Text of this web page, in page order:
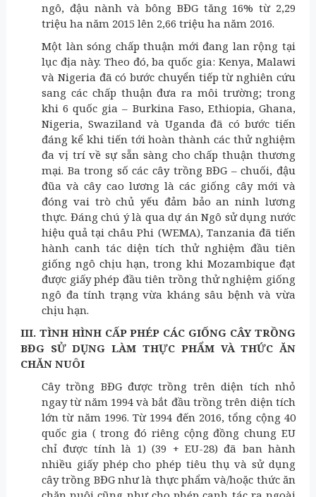
ngô, đậu nành và bông BĐG tăng 16% từ 2,29
triệu ha năm 2015 lên 2,66 triệu ha năm 2016.
Một làn sóng chấp thuận mới đang lan rộng tại
lục địa này. Theo đó, ba quốc gia: Kenya, Malawi
và Nigeria đã có bước chuyển tiếp từ nghiên cứu
sang các chấp thuận đưa ra môi trường; trong
khi 6 quốc gia – Burkina Faso, Ethiopia, Ghana,
Nigeria, Swaziland và Uganda đã có bước tiến
đáng kể khi tiến tới hoàn thành các thử nghiệm
đa vị trí về sự sẵn sàng cho chấp thuận thương
mại. Ba trong số các cây trồng BĐG – chuối, đậu
đũa và cây cao lương là các giống cây mới và
đóng vai trò chủ yếu đảm bảo an ninh lương
thực. Đáng chú ý là qua dự án Ngô sử dụng nước
hiệu quả tại châu Phi (WEMA), Tanzania đã tiến
hành canh tác diện tích thử nghiệm đầu tiên
giống ngô chịu hạn, trong khi Mozambique đạt
được giấy phép đầu tiên trồng thử nghiệm giống
ngô đa tính trạng vừa kháng sâu bệnh và vừa
chịu hạn.
III. TÌNH HÌNH CẤP PHÉP CÁC GIỐNG CÂY TRỒNG
BĐG SỬ DỤNG LÀM THỰC PHẨM VÀ THỨC ĂN
CHĂN NUÔI
Cây trồng BĐG được trồng trên diện tích nhỏ
ngay từ năm 1994 và bắt đầu trồng trên diện tích
lớn từ năm 1996. Từ 1994 đến 2016, tổng cộng 40
quốc gia ( trong đó riêng cộng đồng chung EU
chỉ được tính là 1) (39 + EU-28) đã ban hành
nhiều giấy phép cho phép tiêu thụ và sử dụng
cây trồng BĐG như là thực phẩm và/hoặc thức ăn